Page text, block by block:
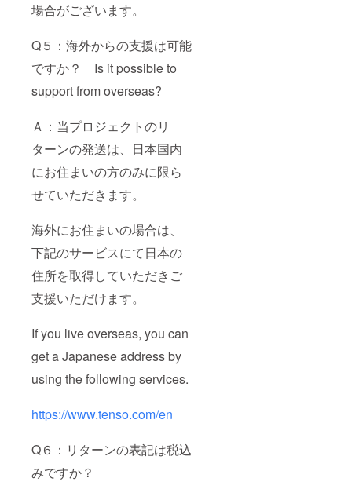
場合がございます。
Q５：海外からの支援は可能
ですか？ Is it possible to
support from overseas?
Ａ：当プロジェクトのリ
ターンの発送は、日本国内
にお住まいの方のみに限ら
せていただきます。
海外にお住まいの場合は、
下記のサービスにて日本の
住所を取得していただきご
支援いただけます。
If you live overseas, you can
get a Japanese address by
using the following services.
https://www.tenso.com/en
Q６：リターンの表記は税込
みですか？